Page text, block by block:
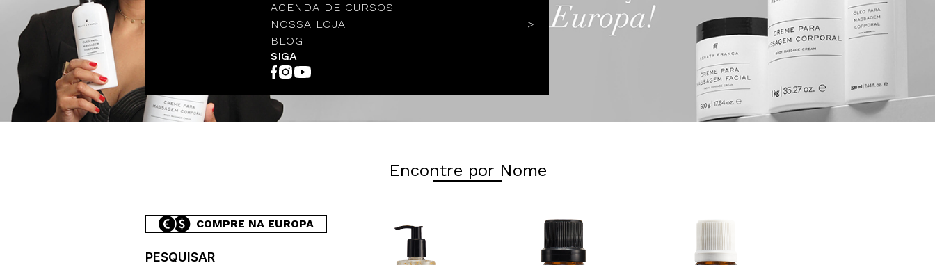
AGENDA DE CURSOS
NOSSA LOJA
BLOG
SIGA
Encontre por Nome
COMPRE NA EUROPA
PESQUISAR